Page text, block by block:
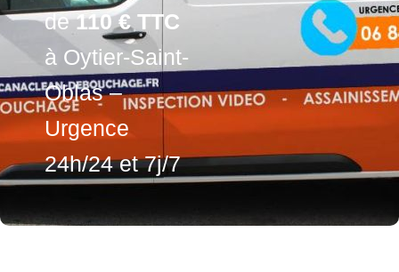
de110 € TTC
à Oytier-Saint-
Oblas –
Urgence
24h/24 et 7j/7